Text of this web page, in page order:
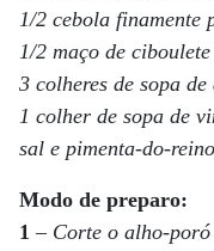
1/2 cebola finamente
1/2 maço de
3 colheres de sopa
1 colher de sopa de
sal e pimenta-do-
Modo de preparo:
1 – Corte o alho-poró